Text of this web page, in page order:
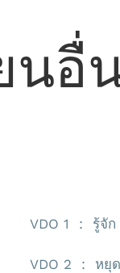
นอื่
VDO 1 : รู้จัก
VDO 2 : หยุ